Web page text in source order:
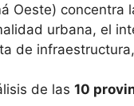
Oeste)
urbana, el
de
de las 10